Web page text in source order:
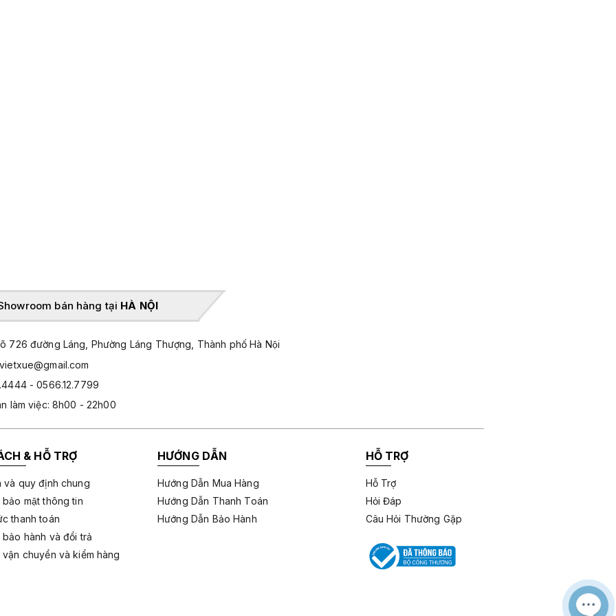
bán hàng tại HÀ NỘI
726 đường Láng, Phường Láng Thượng, Thành phố Hà Nội
- 0566.12.7799
làm việc: 8h00 - 22h00
& HỖ TRỢ
và quy định chung
bảo mật thông tin
thanh toán
bảo hành và đổi trả
vận chuyển và kiểm hàng
HƯỚNG DẪN
Hướng Dẫn Mua Hàng
Hướng Dẫn Thanh Toán
Hướng Dẫn Bảo Hành
HỖ TRỢ
Hỗ Trợ
Hỏi Đáp
Câu Hỏi Thường Gặp